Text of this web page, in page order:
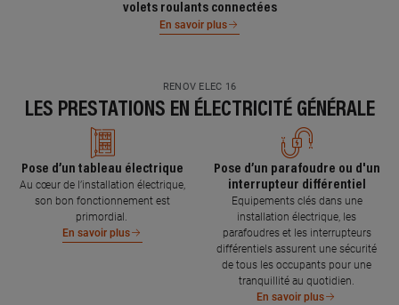
volets roulants connectées
En savoir plus
RENOV ELEC 16
LES PRESTATIONS EN ÉLECTRICITÉ GÉNÉRALE
Pose d’un tableau électrique
Au cœur de l’installation électrique,
son bon fonctionnement est
primordial.
En savoir plus
Pose d’un parafoudre ou d'un
interrupteur différentiel
Equipements clés dans une
installation électrique, les
parafoudres et les interrupteurs
différentiels assurent une sécurité
de tous les occupants pour une
tranquillité au quotidien.
En savoir plus